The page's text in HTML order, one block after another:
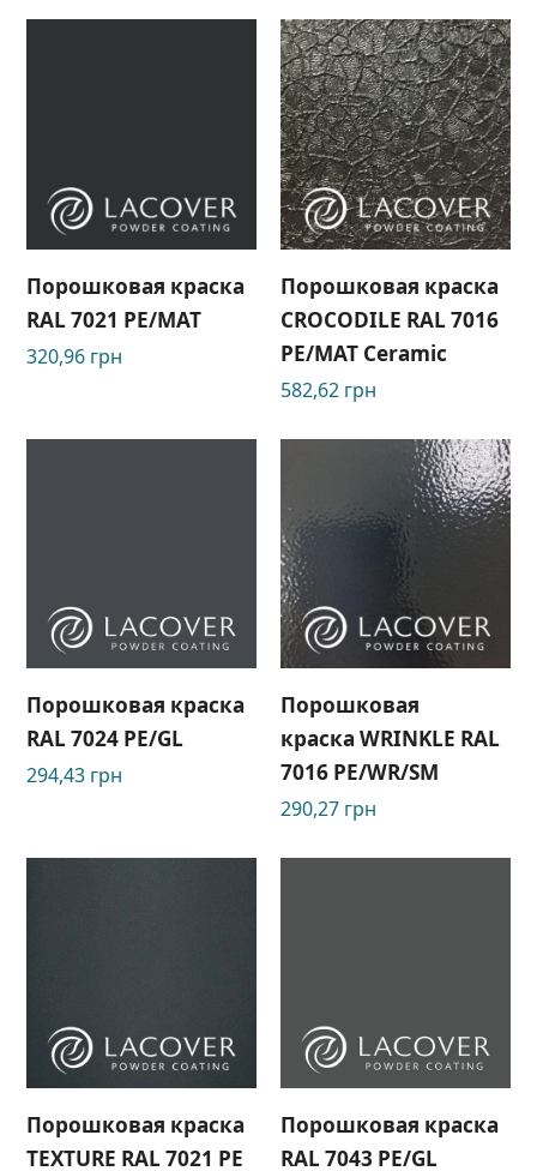
Порошковая краска
RAL 7021 PЕ/МАТ
320,96 грн
Порошковая краска
CROCODILE RAL 7016
PЕ/МАТ Ceramic
582,62 грн
Порошковая краска
RAL 7024 РЕ/GL
294,43 грн
Порошковая
краска WRINKLE RAL
7016 PE/WR/SM
290,27 грн
Порошковая краска
TEXTURE RAL 7021 РЕ
Порошковая краска
RAL 7043 PE/GL